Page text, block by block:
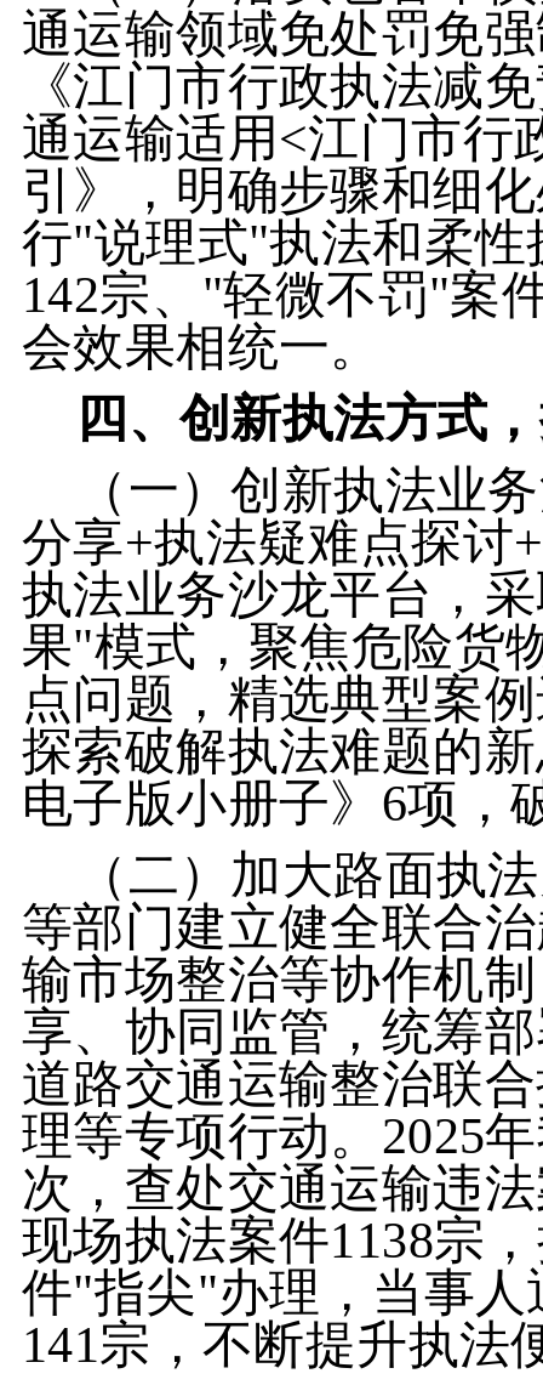
通运输领域免处罚免
《江门市行政执法减
通运输适用<江门市行
引》，明确步骤和细
行"说理式"执法和柔
142宗、"轻微不罚"案
会效果相统一。
四、创新执法方式
（一）创新执法业
分享+执法疑难点探讨
执法业务沙龙平台，
果"模式，聚焦危险货
点问题，精选典型案
探索破解执法难题的
电子版小册子》6项，
（二）加大路面执
等部门建立健全联合
输市场整治等协作机
享、协同监管，统筹
道路交通运输整治联
理等专项行动。2025
次，查处交通运输违
现场执法案件1138宗
件"指尖"办理，当事
141宗，不断提升执法